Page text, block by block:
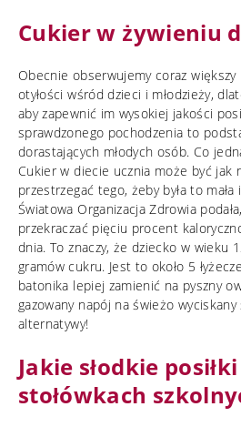
Cukier w żywieniu
Obecnie obserwujemy coraz
otyłości wśród dzieci i młodzieży,
aby zapewnić im wysokiej jakości
sprawdzonego pochodzenia to
dorastających młodych osób. Co
Cukier w diecie ucznia może być jak
przestrzegać tego, żeby była to
Światowa Organizacja Zdrowia
przekraczać pięciu procent
dnia. To znaczy, że dziecko w wieku
gramów cukru. Jest to około 5
batonika lepiej zamienić na pyszny
gazowany napój na świeżo
alternatywy!
Jakie słodkie
stołówkach